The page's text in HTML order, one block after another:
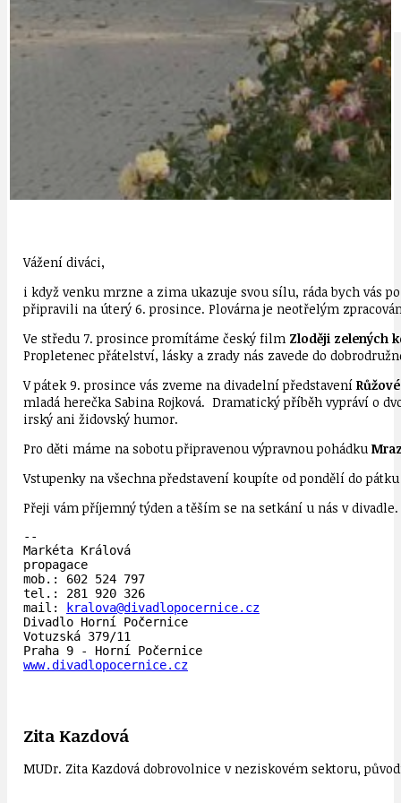
IDEAL LUX OSOBNOST
Vážení diváci,
i když venku mrzne a zima ukazuje svou sílu, ráda bych vás
připravili na úterý 6. prosince. Plovárna je neotřelým
Ve středu 7. prosince promítáme český film Zloději zelených
Propletenec přátelství, lásky a zrady nás zavede do
V pátek 9. prosince vás zveme na divadelní představení
mladá herečka Sabina Rojková. Dramatický příběh vypráví o
irský ani židovský humor.
Pro děti máme na sobotu připravenou výpravnou pohádku
Vstupenky na všechna představení koupíte od pondělí do
Přeji vám příjemný týden a těším se na setkání u nás v divadle.
--
Markéta Králová
propagace
mob.: 602 524 797
tel.: 281 920 326
mail:
kralova@divadlopocernice.cz
Divadlo Horní Počernice
Votuzská 379/11
www.divadlopocernice.cz
Zita Kazdová
MUDr. Zita Kazdová dobrovolnice v neziskovém sektoru,